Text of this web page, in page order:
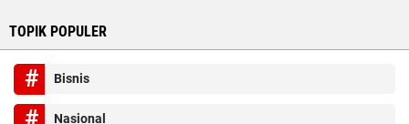
TOPIK POPULER
Bisnis
Nasional